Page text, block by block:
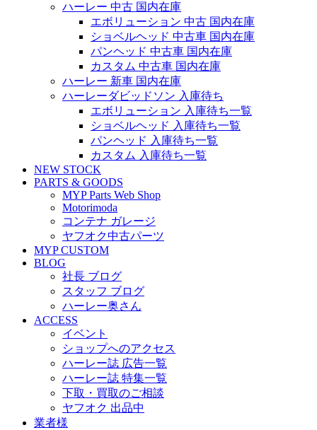
ハーレー 中古 国内在庫
エボリューション 中古 国内在庫
ショベルヘッド 中古車 国内在庫
パンヘッド 中古車 国内在庫
カスタム 中古車 国内在庫
ハーレー 新車 国内在庫
ハーレーダビッドソン 入庫待ち
エボリューション 入庫待ち一覧
ショベルヘッド 入庫待ち一覧
パンヘッド 入庫待ち一覧
カスタム 入庫待ち一覧
NEW STOCK
PARTS & GOODS
MYP Parts Web Shop
Motorimoda
コンテナ ガレージ
ヤフオク中古パーツ
MYP CUSTOM
BLOG
社長 ブログ
スタッフ ブログ
ハーレー奥さん
ACCESS
イベント
ショップへのアクセス
ハーレー誌 広告一覧
ハーレー誌 特集一覧
下取・買取のご相談
ヤフオク 出品中
業者様